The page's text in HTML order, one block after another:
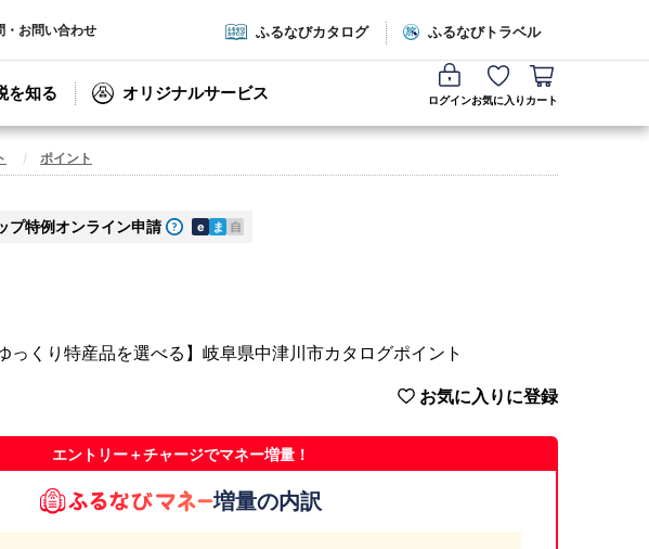
・お問い合わせ ふるなびカタログ ふるなびトラベル
を知る オリジナルサービス ログインお気に入り カート
ポイント
プ特例オンライン申請 e ま 自
っくり特産品を選べる】岐阜県中津川市カタログポイント
お気に入りに登録
エントリー＋チャージでマネー増量！
増量の内訳